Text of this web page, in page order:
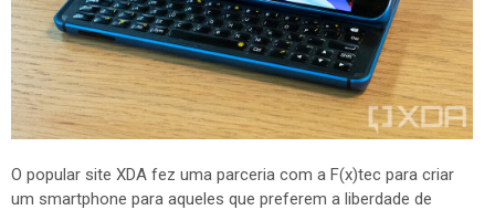
O popular site XDA fez uma parceria com a F(x)tec para criar
um smartphone para aqueles que preferem a liberdade de